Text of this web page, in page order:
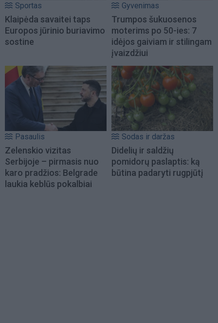
Sportas
Klaipėda savaitei taps
Europos jūrinio buriavimo
sostine
Gyvenimas
Trumpos šukuosenos
moterims po 50-ies: 7
idėjos gaiviam ir stilingam
įvaizdžiui
Pasaulis
Zelenskio vizitas
Serbijoje – pirmasis nuo
karo pradžios: Belgrade
laukia keblūs pokalbiai
Sodas ir daržas
Didelių ir saldžių
pomidorų paslaptis: ką
būtina padaryti rugpjūtį